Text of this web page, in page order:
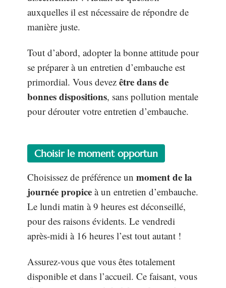
auxquelles il est nécessaire de répondre de
manière juste.
Tout d’abord, adopter la bonne attitude pour
se préparer à un entretien d’embauche est
primordial. Vous devez être dans de
bonnes dispositions, sans pollution mentale
pour dérouter votre entretien d’embauche.
Choisir le moment opportun
Choisissez de préférence un moment de la
journée propice à un entretien d’embauche.
Le lundi matin à 9 heures est déconseillé,
pour des raisons évidents. Le vendredi
après-midi à 16 heures l’est tout autant !
Assurez-vous que vous êtes totalement
disponible et dans l’accueil. Ce faisant, vous